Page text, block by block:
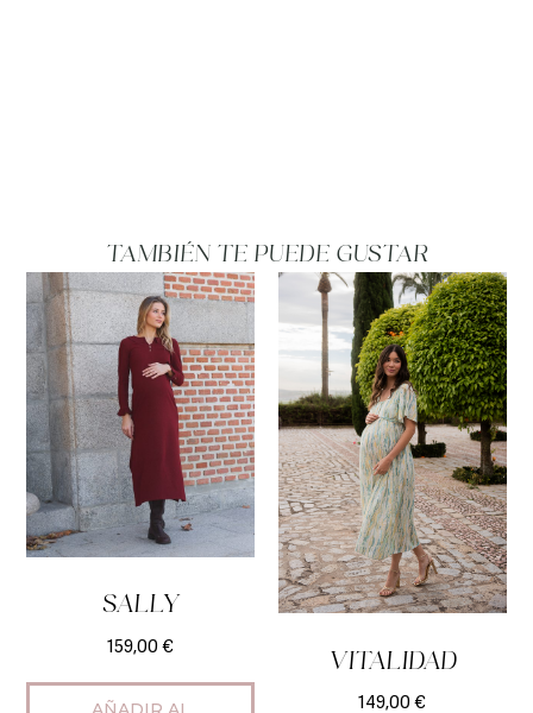
TAMBIÉN TE PUEDE GUSTAR
SALLY
159,00€
VITALIDAD
149,00€